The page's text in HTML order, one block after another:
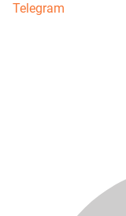
Telegram